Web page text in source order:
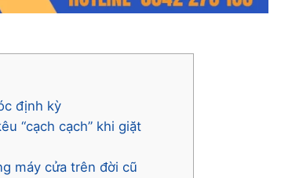
định kỳ
“cạch cạch” khi giặt
máy cửa trên đời cũ